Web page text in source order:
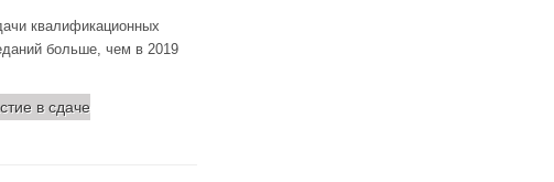
квалификационных
больше, чем в 2019
в сдаче